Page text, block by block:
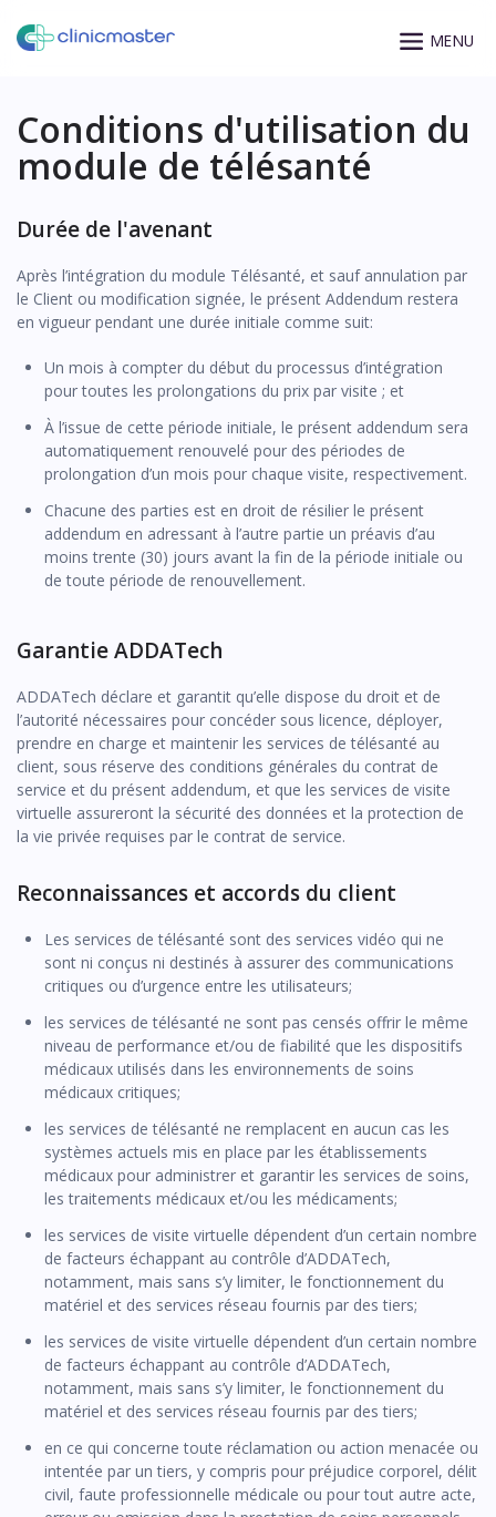
Conditions d'utilisation du
module de télésanté
Durée de l'avenant
Après l’intégration du module Télésanté, et sauf annulation par
le Client ou modification signée, le présent Addendum restera
en vigueur pendant une durée initiale comme suit:
Un mois à compter du début du processus d’intégration
pour toutes les prolongations du prix par visite ; et
À l’issue de cette période initiale, le présent addendum sera
automatiquement renouvelé pour des périodes de
prolongation d’un mois pour chaque visite, respectivement.
Chacune des parties est en droit de résilier le présent
addendum en adressant à l’autre partie un préavis d’au
moins trente (30) jours avant la fin de la période initiale ou
de toute période de renouvellement.
Garantie ADDATech
ADDATech déclare et garantit qu’elle dispose du droit et de
l’autorité nécessaires pour concéder sous licence, déployer,
prendre en charge et maintenir les services de télésanté au
client, sous réserve des conditions générales du contrat de
service et du présent addendum, et que les services de visite
virtuelle assureront la sécurité des données et la protection de
la vie privée requises par le contrat de service.
Reconnaissances et accords du client
Les services de télésanté sont des services vidéo qui ne
sont ni conçus ni destinés à assurer des communications
critiques ou d’urgence entre les utilisateurs;
les services de télésanté ne sont pas censés offrir le même
niveau de performance et/ou de fiabilité que les dispositifs
médicaux utilisés dans les environnements de soins
médicaux critiques;
les services de télésanté ne remplacent en aucun cas les
systèmes actuels mis en place par les établissements
médicaux pour administrer et garantir les services de soins,
les traitements médicaux et/ou les médicaments;
les services de visite virtuelle dépendent d’un certain nombre
de facteurs échappant au contrôle d’ADDATech,
notamment, mais sans s’y limiter, le fonctionnement du
matériel et des services réseau fournis par des tiers;
les services de visite virtuelle dépendent d’un certain nombre
de facteurs échappant au contrôle d’ADDATech,
notamment, mais sans s’y limiter, le fonctionnement du
matériel et des services réseau fournis par des tiers;
en ce qui concerne toute réclamation ou action menacée ou
intentée par un tiers, y compris pour préjudice corporel, délit
civil, faute professionnelle médicale ou pour tout autre acte,